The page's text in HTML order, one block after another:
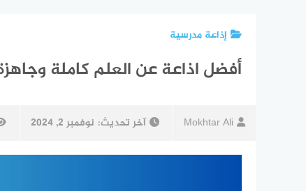
إذاعة مدرسية
أفضل اذاعة عن العلم كاملة وجاهزة
Mokhtar Ali آخر تحديث: نوفمبر 2, 2024